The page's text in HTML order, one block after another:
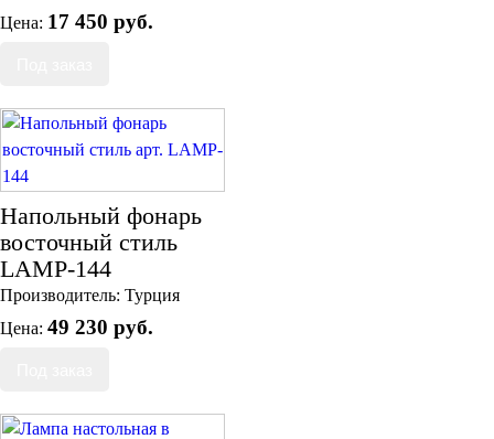
Цена: 17 450 руб.
Напольный фонарь
восточный стиль
LAMP-144
Производитель: Турция
Цена: 49 230 руб.